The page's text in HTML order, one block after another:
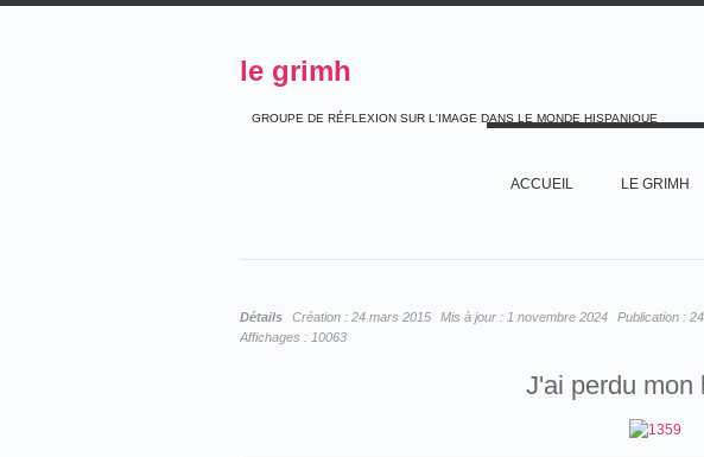
le grimh
GROUPE DE RÉFLEXION SUR L'IMAGE DANS LE MONDE HISPANIQUE
ACCUEIL LE GRIMH
Détails Création : 24 mars 2015 Mis à jour : 1 novembre 2024 Publication :
Affichages : 10063
J'ai perdu mon